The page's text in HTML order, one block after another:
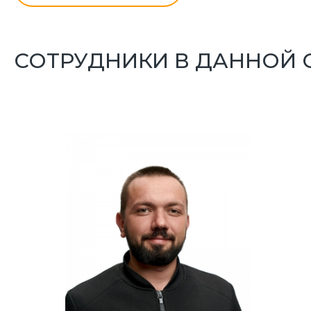
СОТРУДНИКИ В ДАННОЙ